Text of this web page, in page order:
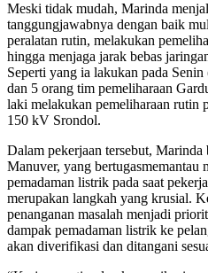
Meski tidak mudah, Marinda
tanggungjawabnya dengan baik
peralatan rutin, melakukan
hingga menjaga jarak bebas
Seperti yang ia lakukan pada
dan 5 orang tim pemeliharaan
laki melakukan pemeliharaan rutin
150 kV Srondol.
Dalam pekerjaan tersebut, Marinda
Manuver, yang bertugasmemantau
pemadaman listrik pada saat
merupakan langkah yang krusial.
penanganan masalah menjadi
dampak pemadaman listrik ke
akan diverifikasi dan ditangani